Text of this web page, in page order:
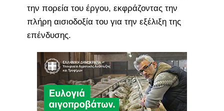
την πορεία του έργου, εκφράζοντας την
πλήρη αισιοδοξία του για την εξέλιξη της
επένδυσης.